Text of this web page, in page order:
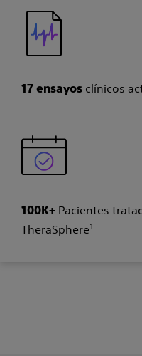
17 ensayos clínicos
100K+ Pacientes
TheraSphere¹